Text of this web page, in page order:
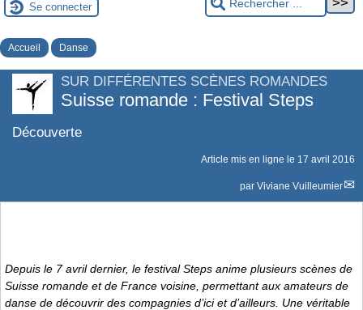
Se connecter
Accueil Danse
SUR DIFFÉRENTES SCÈNES ROMANDES
Suisse romande : Festival Steps
Découverte
Article mis en ligne le 17 avril 2016
par Viviane Vuilleumier
Depuis le 7 avril dernier, le festival Steps anime plusieurs scènes de
Suisse romande et de France voisine, permettant aux amateurs de
danse de découvrir des compagnies d’ici et d’ailleurs. Une véritable